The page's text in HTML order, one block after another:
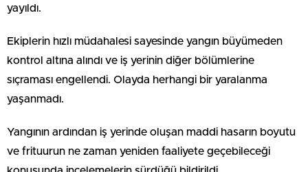
yayıldı.
Ekiplerin hızlı müdahalesi sayesinde yangın büyümeden
kontrol altına alındı ve iş yerinin diğer bölümlerine
sıçraması engellendi. Olayda herhangi bir yaralanma
yaşanmadı.
Yangının ardından iş yerinde oluşan maddi hasarın boyutu
ve frituurun ne zaman yeniden faaliyete geçebileceği